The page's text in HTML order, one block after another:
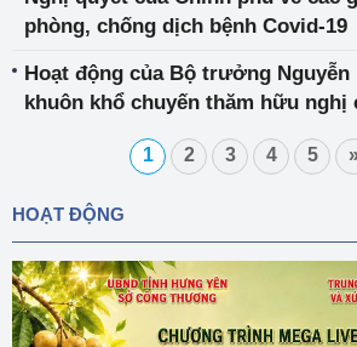
phòng, chống dịch bệnh Covid-19
Hoạt động của Bộ trưởng Nguyễn
khuôn khổ chuyến thăm hữu
Nguyễn Xuân Phúc
1 2 3 4 5 »
HOẠT ĐỘNG